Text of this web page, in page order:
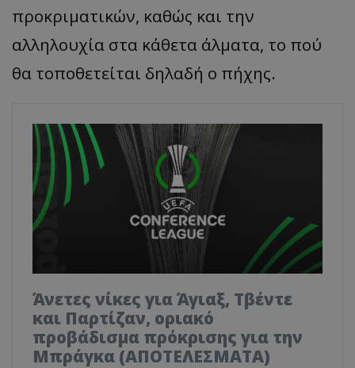
προκριματικών, καθώς και την
αλληλουχία στα κάθετα άλματα, το πού
θα τοποθετείται δηλαδή ο πήχης.
Άνετες νίκες για Άγιαξ, Τβέντε
και Παρτίζαν, οριακό
προβάδισμα πρόκρισης για την
Μπράγκα (ΑΠΟΤΕΛΕΣΜΑΤΑ)